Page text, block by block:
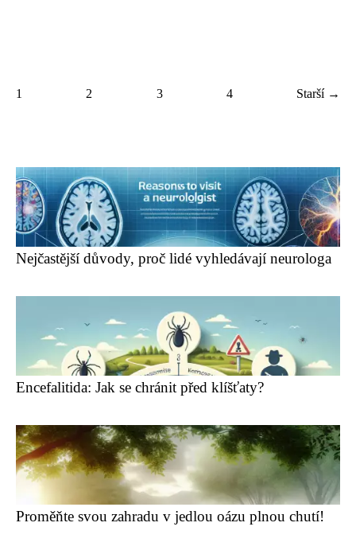
1 2 3 4 Starší →
Nejčastější důvody, proč lidé vyhledávají neurologa
Encefalitida: Jak se chránit před klíšťaty?
Proměňte svou zahradu v jedlou oázu plnou chutí!